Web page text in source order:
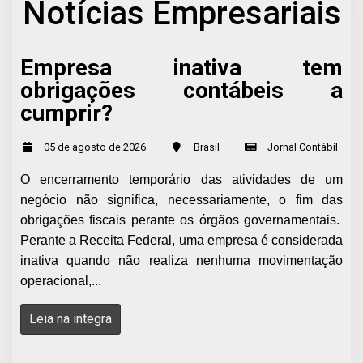
Notícias Empresariais
Empresa inativa tem
obrigações contábeis a
cumprir?
05 de agosto de 2026 Brasil Jornal Contábil
O encerramento temporário das atividades de um
negócio não significa, necessariamente, o fim das
obrigações fiscais perante os órgãos governamentais.
Perante a Receita Federal, uma empresa é considerada
inativa quando não realiza nenhuma movimentação
operacional,...
Leia na integra